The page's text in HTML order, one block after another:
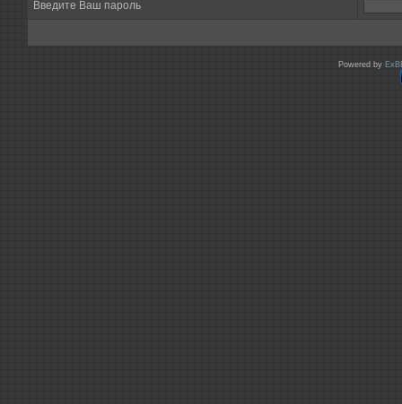
Введите Ваш пароль
Powered by